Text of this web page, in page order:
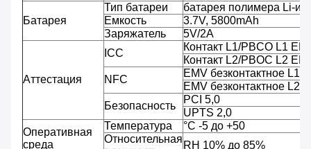
Батарея
Тип батареи
батарея полимера Li-
Емкость
3.7V, 5800mAh
Заряжатель
5V/2A
Аттестация
ICC
Контакт L1/PBCO L1
Контакт L2/PBOC L2
NFC
EMV безконтактное L1/
EMV безконтактное L2/
Безопасность
PCI 5,0
UPTS 2,0
Оперативная
среда
Температура
°C -5 до +50
Относительная
RH 10% до 85%